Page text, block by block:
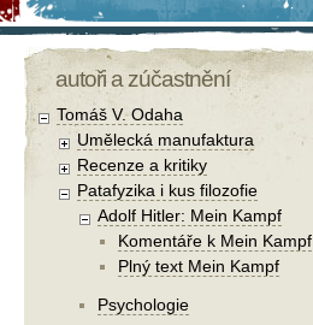
autoři a zúčastnění
Tomáš V. Odaha
Umělecká manufaktura
Recenze a kritiky
Patafyzika i kus filozofie
Adolf Hitler: Mein Kampf
Komentáře k Mein Kampf
Plný text Mein Kampf
Psychologie